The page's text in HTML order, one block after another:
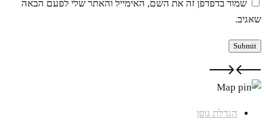
שמור בדפדפן זה את השם, האימייל והאתר שלי לפעם הבאה
שאגיב.
הגדלת גופן